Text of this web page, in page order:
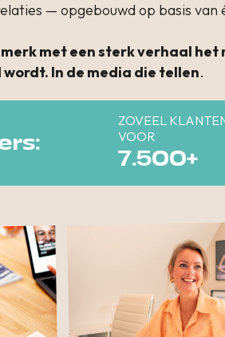
— opgebouwd op basis van
met een sterk verhaal
In de media die tellen.
ZOVEEL
VOOR
7.500+